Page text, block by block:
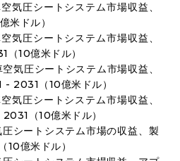
気圧シートシステム市場収益、
米ドル）
気圧シートシステム市場収益、
10億米ドル）
気圧シートシステム市場収益、
2031（10億米ドル）
気圧シートシステム市場収益、
（10億米ドル）
シートシステム市場の収益、製
億米ドル）